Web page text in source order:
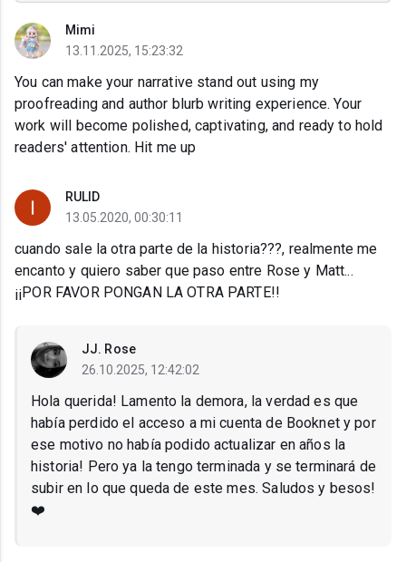
Mimi
13.11.2025, 15:23:32
You can make your narrative stand out using my
proofreading and author blurb writing experience. Your
work will become polished, captivating, and ready to hold
readers' attention. Hit me up
RULID
13.05.2020, 00:30:11
cuando sale la otra parte de la historia???, realmente me
encanto y quiero saber que paso entre Rose y Matt...
¡¡POR FAVOR PONGAN LA OTRA PARTE!!
JJ. Rose
26.10.2025, 12:42:02
Hola querida! Lamento la demora, la verdad es que
había perdido el acceso a mi cuenta de Booknet y por
ese motivo no había podido actualizar en años la
historia! Pero ya la tengo terminada y se terminará de
subir en lo que queda de este mes. Saludos y besos!
❤️